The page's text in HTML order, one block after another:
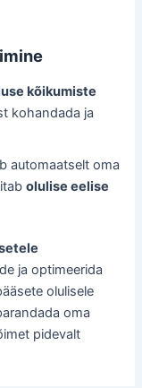
kõikumiste
kohandada ja
automaatselt oma
olulise eelise
ja optimeerida
olulisele
oma
pidevalt